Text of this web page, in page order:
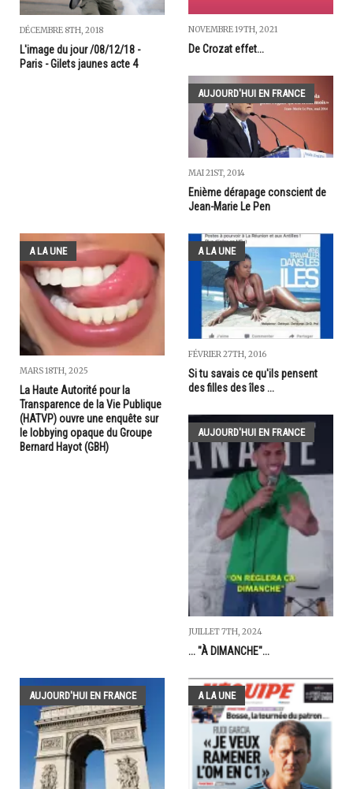
DÉCEMBRE 8TH, 2018
L'image du jour /08/12/18 -
Paris - Gilets jaunes acte 4
NOVEMBRE 19TH, 2021
De Crozat effet...
AUJOURD'HUI EN FRANCE
MAI 21ST, 2014
Enième dérapage conscient de
Jean-Marie Le Pen
A LA UNE
MARS 18TH, 2025
La Haute Autorité pour la
Transparence de la Vie Publique
(HATVP) ouvre une enquête sur
le lobbying opaque du Groupe
Bernard Hayot (GBH)
A LA UNE
FÉVRIER 27TH, 2016
Si tu savais ce qu'ils pensent
des filles des îles ...
AUJOURD'HUI EN FRANCE
JUILLET 7TH, 2024
... "À DIMANCHE"...
AUJOURD'HUI EN FRANCE A LA UNE